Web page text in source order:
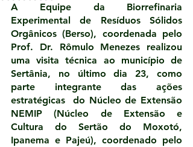
A Equipe da Biorrefinaria
Experimental de Resíduos Sólidos
Orgânicos (Berso), coordenada pelo
Prof. Dr. Rômulo Menezes realizou
uma visita técnica ao município de
Sertânia, no último dia 23, como
parte integrante das ações
estratégicas  do Núcleo de Extensão
NEMIP (Núcleo de Extensão e
Cultura do Sertão do Moxotó,
Ipanema e Pajeú), coordenado pelo